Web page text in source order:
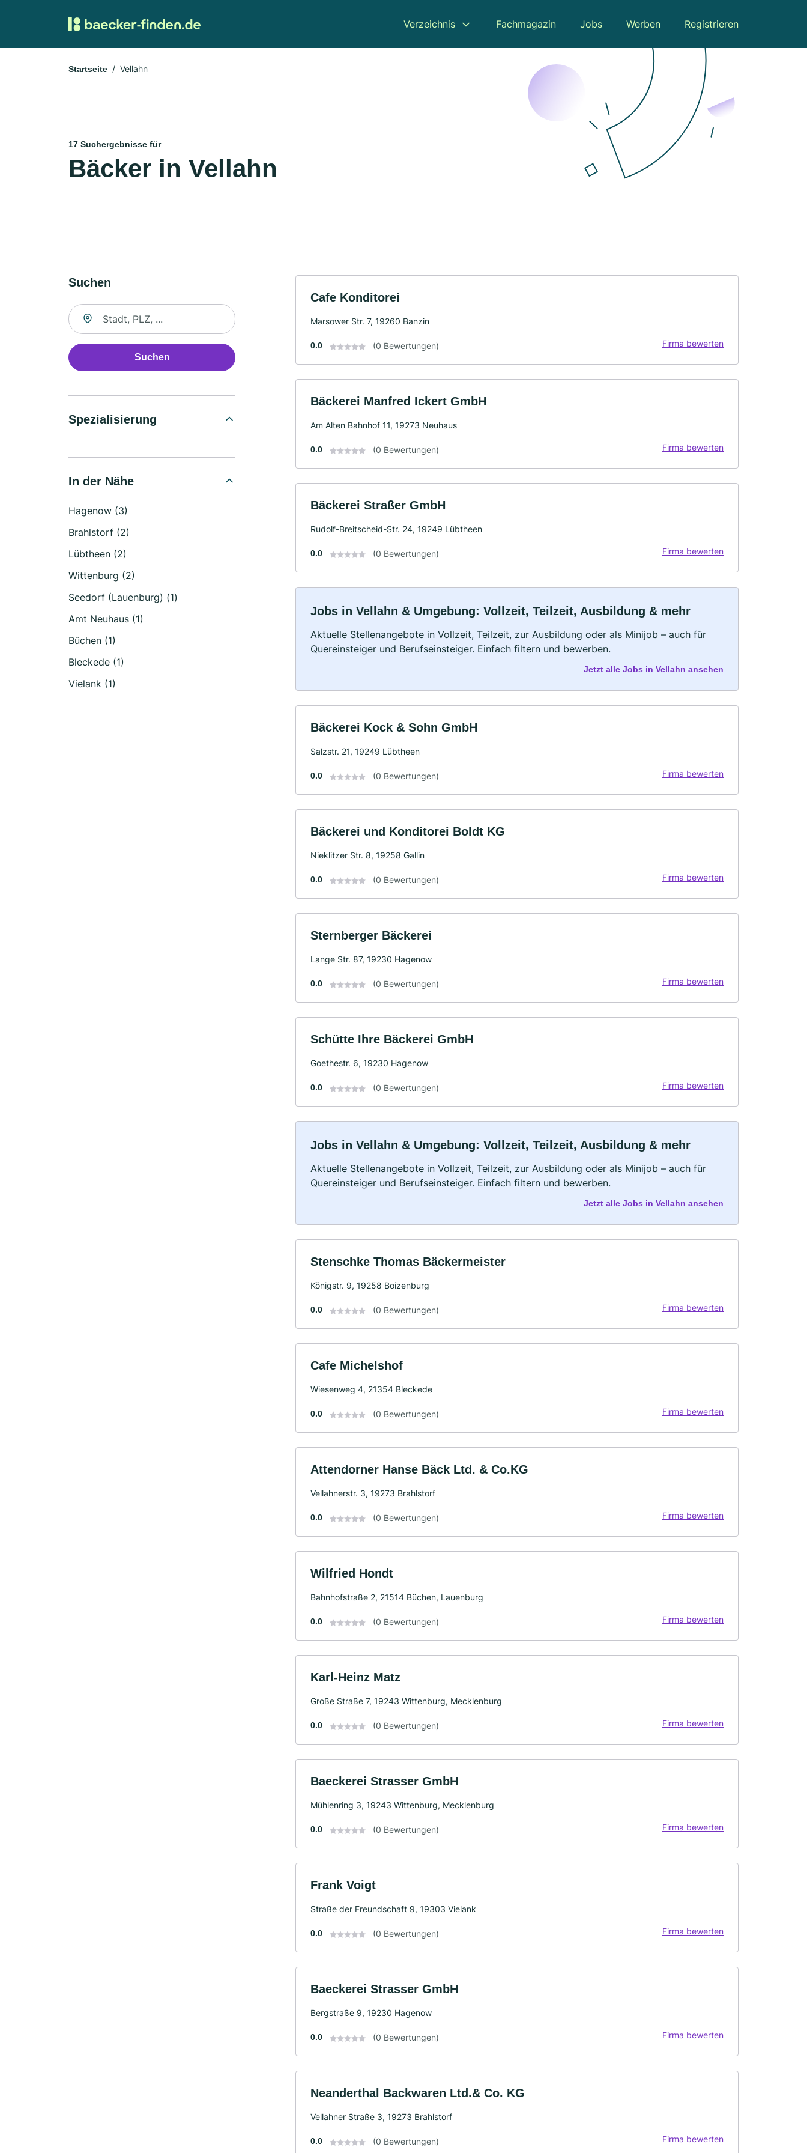
Verzeichnis Fachmagazin Jobs Werben Registrieren
Startseite Vellahn
17 Suchergebnisse für
Bäcker in Vellahn
Suchen
Suche nach Ort
Suchen
Spezialisierung
In der Nähe
Hagenow (3)
Brahlstorf (2)
Lübtheen (2)
Wittenburg (2)
Seedorf (Lauenburg) (1)
Amt Neuhaus (1)
Büchen (1)
Bleckede (1)
Vielank (1)
Cafe Konditorei
Marsower Str. 7, 19260 Banzin
0.0 (0 Bewertungen) Firma bewerten
Bäckerei Manfred Ickert GmbH
Am Alten Bahnhof 11, 19273 Neuhaus
0.0 (0 Bewertungen) Firma bewerten
Bäckerei Straßer GmbH
Rudolf-Breitscheid-Str. 24, 19249 Lübtheen
0.0 (0 Bewertungen) Firma bewerten
Jobs in Vellahn & Umgebung: Vollzeit, Teilzeit, Ausbildung & mehr
Aktuelle Stellenangebote in Vollzeit, Teilzeit, zur Ausbildung oder als Minijob – auch für
Quereinsteiger und Berufseinsteiger. Einfach filtern und bewerben.
Jetzt alle Jobs in Vellahn ansehen
Bäckerei Kock & Sohn GmbH
Salzstr. 21, 19249 Lübtheen
0.0 (0 Bewertungen) Firma bewerten
Bäckerei und Konditorei Boldt KG
Nieklitzer Str. 8, 19258 Gallin
0.0 (0 Bewertungen) Firma bewerten
Sternberger Bäckerei
Lange Str. 87, 19230 Hagenow
0.0 (0 Bewertungen) Firma bewerten
Schütte Ihre Bäckerei GmbH
Goethestr. 6, 19230 Hagenow
0.0 (0 Bewertungen) Firma bewerten
Jobs in Vellahn & Umgebung: Vollzeit, Teilzeit, Ausbildung & mehr
Aktuelle Stellenangebote in Vollzeit, Teilzeit, zur Ausbildung oder als Minijob – auch für
Quereinsteiger und Berufseinsteiger. Einfach filtern und bewerben.
Jetzt alle Jobs in Vellahn ansehen
Stenschke Thomas Bäckermeister
Königstr. 9, 19258 Boizenburg
0.0 (0 Bewertungen) Firma bewerten
Cafe Michelshof
Wiesenweg 4, 21354 Bleckede
0.0 (0 Bewertungen) Firma bewerten
Attendorner Hanse Bäck Ltd. & Co.KG
Vellahnerstr. 3, 19273 Brahlstorf
0.0 (0 Bewertungen) Firma bewerten
Wilfried Hondt
Bahnhofstraße 2, 21514 Büchen, Lauenburg
0.0 (0 Bewertungen) Firma bewerten
Karl-Heinz Matz
Große Straße 7, 19243 Wittenburg, Mecklenburg
0.0 (0 Bewertungen) Firma bewerten
Baeckerei Strasser GmbH
Mühlenring 3, 19243 Wittenburg, Mecklenburg
0.0 (0 Bewertungen) Firma bewerten
Frank Voigt
Straße der Freundschaft 9, 19303 Vielank
0.0 (0 Bewertungen) Firma bewerten
Baeckerei Strasser GmbH
Bergstraße 9, 19230 Hagenow
0.0 (0 Bewertungen) Firma bewerten
Neanderthal Backwaren Ltd.& Co. KG
Vellahner Straße 3, 19273 Brahlstorf
0.0 (0 Bewertungen) Firma bewerten